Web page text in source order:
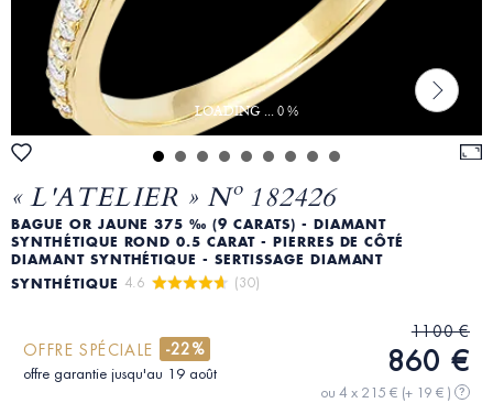
LOADING ... 0 %
« L'ATELIER » Nº 182426
BAGUE OR JAUNE 375 ‰ (9 CARATS) - DIAMANT
SYNTHÉTIQUE ROND 0.5 CARAT - PIERRES DE CÔTÉ
DIAMANT SYNTHÉTIQUE - SERTISSAGE DIAMANT
SYNTHÉTIQUE 4.6 (30)
OFFRE SPÉCIALE -22%
offre garantie jusqu'au 19 août
1100 €
860 €
ou 4 x 215 € (+ 19 € ) ?